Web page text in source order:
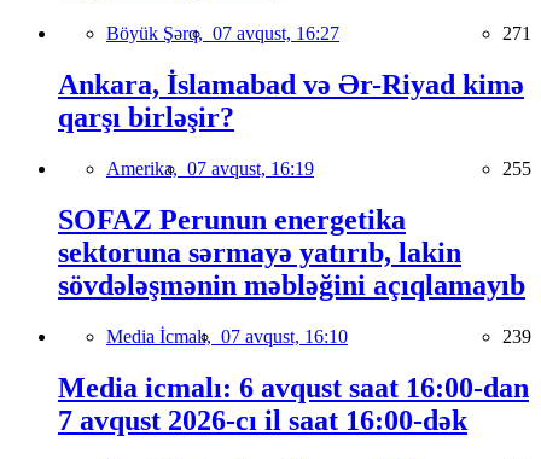
Böyük Şərq, 07 avqust, 16:27 271
Ankara, İslamabad və Ər-Riyad kimə
qarşı birləşir?
Amerika, 07 avqust, 16:19 255
SOFAZ Perunun energetika
sektoruna sərmayə yatırıb, lakin
sövdələşmənin məbləğini açıqlamayıb
Media İcmalı, 07 avqust, 16:10 239
Media icmalı: 6 avqust saat 16:00-dan
7 avqust 2026-cı il saat 16:00-dək